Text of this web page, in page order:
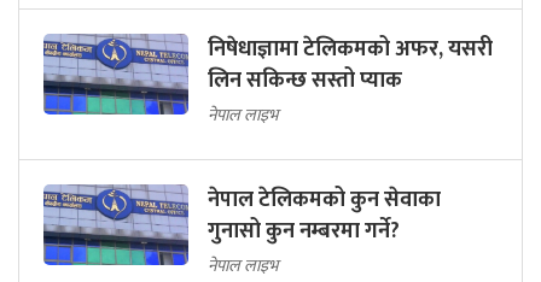
निषेधाज्ञामा टेलिकमको अफर, यसरी
लिन सकिन्छ सस्तो प्याक
नेपाल लाइभ
नेपाल टेलिकमको कुन सेवाका
गुनासो कुन नम्बरमा गर्ने?
नेपाल लाइभ